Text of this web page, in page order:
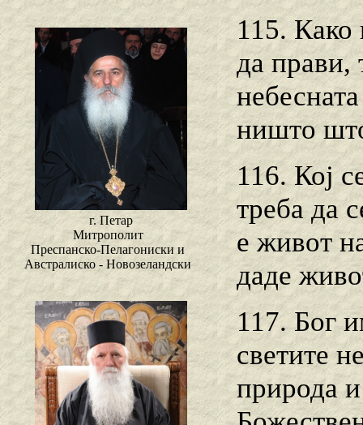
г. Петар
Митрополит
Преспанско-Пелагониски и
Австралиско - Новозеландски
115.
да прави,
ништо
116. Кој
треба да
е живот
даде
117. Бог
светите
природа